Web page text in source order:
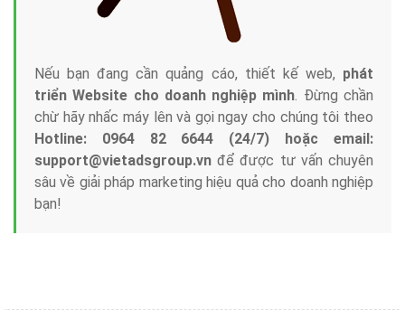
với bề dày kinh nghiệm sẽ tư vấn xây dựng và phát
triển thương hiệu của doanh nghiệp bạn với mức chi
phí mà bạn có thể đầu tư cho marketing online. Đội
ngũ kỹ thuật quảng cáo trực tuyến, SEO, lập trình
Web chuyên sâu trong nghề, được đào tạo bài bản tại
trung tâm marketing online uy tín hàng năm, luôn đem
đến cho khách hàng sản phẩm/ dịch vụ chất
lượng.